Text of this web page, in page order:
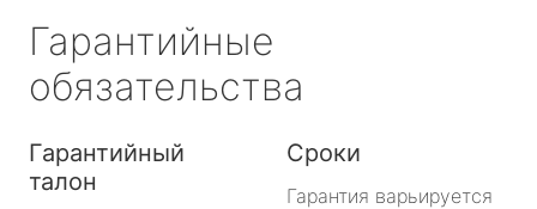
Гарантийные
обязательства
Гарантийный
талон
Сроки
Гарантия варьируется